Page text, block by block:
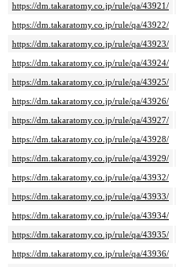
https://dm.takaratomy.co.jp/rule/qa/43921/
https://dm.takaratomy.co.jp/rule/qa/43922/
https://dm.takaratomy.co.jp/rule/qa/43923/
https://dm.takaratomy.co.jp/rule/qa/43924/
https://dm.takaratomy.co.jp/rule/qa/43925/
https://dm.takaratomy.co.jp/rule/qa/43926/
https://dm.takaratomy.co.jp/rule/qa/43927/
https://dm.takaratomy.co.jp/rule/qa/43928/
https://dm.takaratomy.co.jp/rule/qa/43929/
https://dm.takaratomy.co.jp/rule/qa/43932/
https://dm.takaratomy.co.jp/rule/qa/43933/
https://dm.takaratomy.co.jp/rule/qa/43934/
https://dm.takaratomy.co.jp/rule/qa/43935/
https://dm.takaratomy.co.jp/rule/qa/43936/